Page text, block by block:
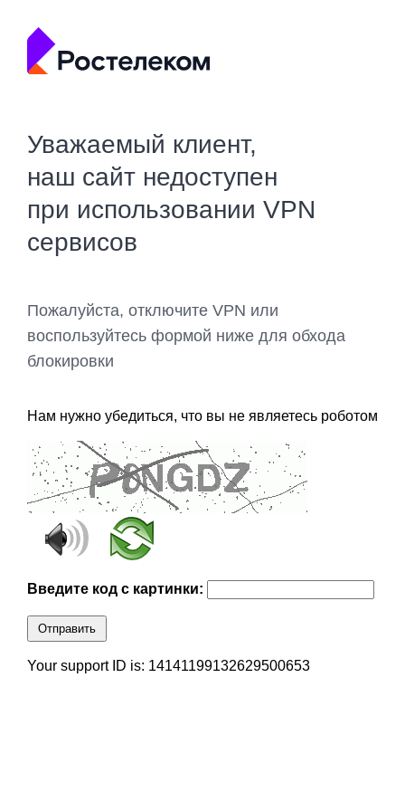
Уважаемый клиент,
наш сайт недоступен
при использовании VPN
сервисов
Пожалуйста, отключите VPN или
воспользуйтесь формой ниже для обхода
блокировки
Нам нужно убедиться, что вы не являетесь роботом
Введите код с картинки:
Отправить
Your support ID is: 14141199132629500653